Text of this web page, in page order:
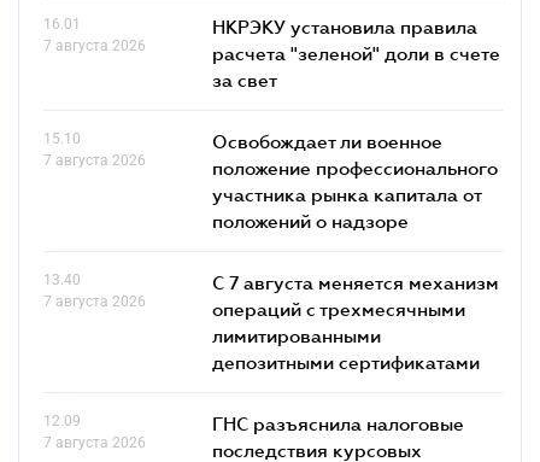
16.01
7 августа 2026
НКРЭКУ установила правила
расчета "зеленой" доли в счете
за свет
15.10
7 августа 2026
Освобождает ли военное
положение профессионального
участника рынка капитала от
положений о надзоре
13.40
7 августа 2026
С 7 августа меняется механизм
операций с трехмесячными
лимитированными
депозитными сертификатами
12.09
7 августа 2026
ГНС разъяснила налоговые
последствия курсовых